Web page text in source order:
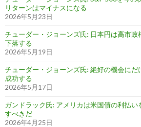
リターンはマイナスになる
2026年5月23日
チューダー・ジョーンズ氏: 日本円は高市政
下落する
2026年5月19日
チューダー・ジョーンズ氏: 絶好の機会に
成功する
2026年5月17日
ガンドラック氏: アメリカは米国債の利払い
すべきだ
2026年4月25日